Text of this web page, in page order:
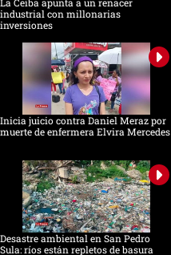
La Ceiba apunta a un renacer
industrial con millonarias
inversiones
Inicia juicio contra Daniel Meraz por
muerte de enfermera Elvira Mercedes
Desastre ambiental en San Pedro
Sula: ríos están repletos de basura